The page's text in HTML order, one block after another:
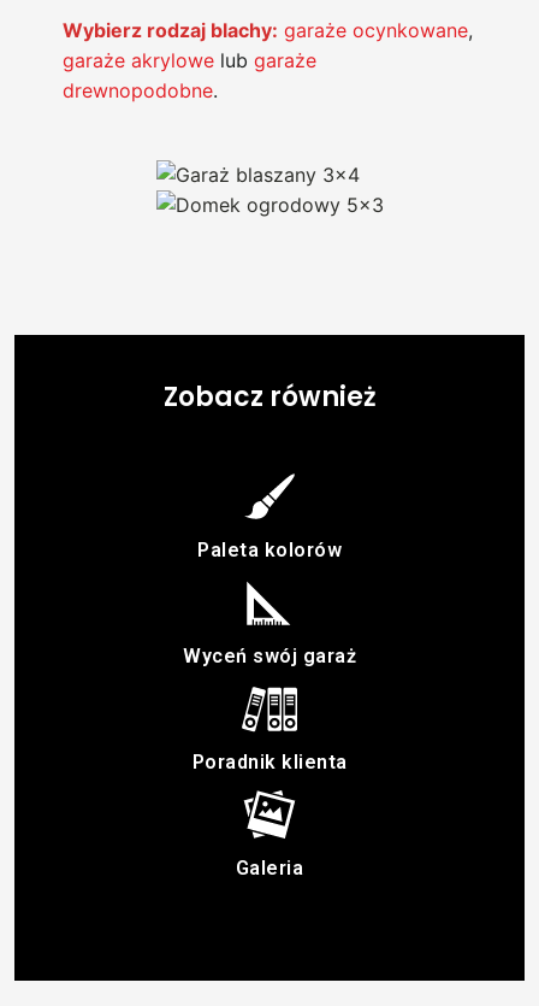
Wybierz rodzaj blachy: garaże ocynkowane,
garaże akrylowe lub garaże
drewnopodobne.
Zobacz również
Paleta kolorów
Wyceń swój garaż
Poradnik klienta
Galeria